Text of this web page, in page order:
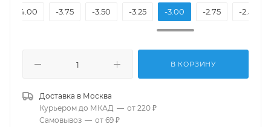
-4.00
-3.75 -3.50 -3.25 -3.00 -2.75 -2.50
В КОРЗИНУ
Доставка в Москва
Курьером до МКАД — от 220 ₽
Самовывоз — от 69 ₽